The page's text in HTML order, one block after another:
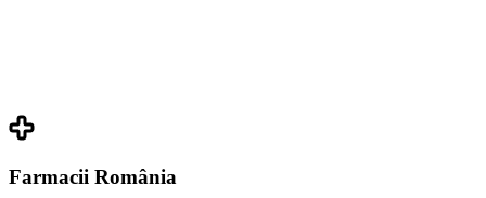
Farmacii România